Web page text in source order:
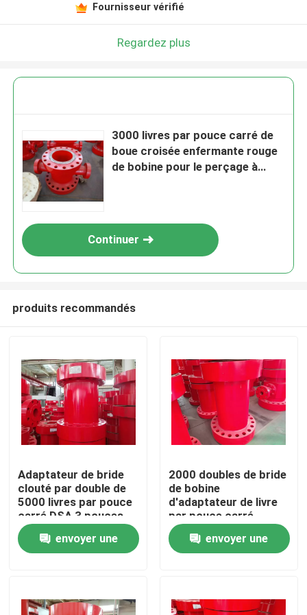
Aperçu
Fournisseur vérifié
Regardez plus
3000 livres par pouce carré de
boue croisée enfermante rouge
de bobine pour le perçage à
Continuer
produits recommandés
Adaptateur de bride
clouté par double de
5000 livres par pouce
carré DSA 3 pouces
pour le perçage
envoyer une
2000 doubles de bride
de bobine
d'adaptateur de livre
par pouce carré
cloutés dans
l'industrie du gaz
envoyer une